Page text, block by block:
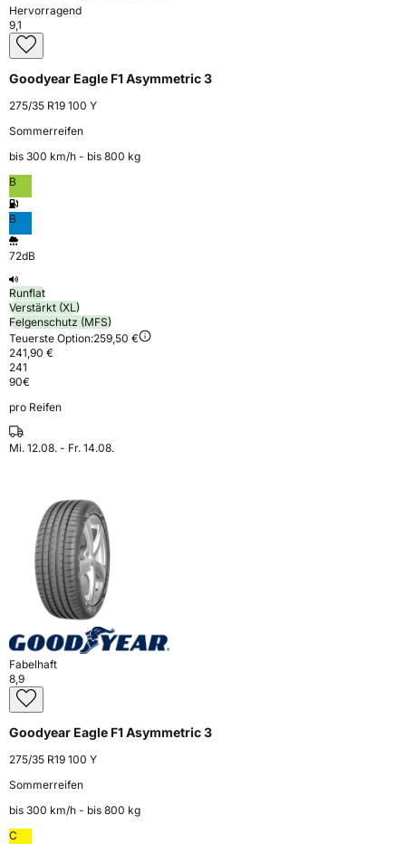
Hervorragend
9,1
Goodyear Eagle F1 Asymmetric 3
275/35 R19 100 Y
Sommerreifen
bis 300 km⁠/⁠h - bis 800 kg
B
B
72dB
Runflat
Verstärkt (XL)
Felgenschutz (MFS)
Teuerste Option:259,50 €
241,90 €
241
90€
pro Reifen
Mi. 12.08. - Fr. 14.08.
Fabelhaft
8,9
Goodyear Eagle F1 Asymmetric 3
275/35 R19 100 Y
Sommerreifen
bis 300 km⁠/⁠h - bis 800 kg
C